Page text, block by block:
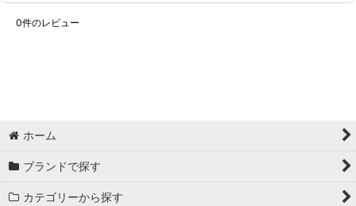
0件のレビュー
ホーム
ブランドで探す
カテゴリーから探す